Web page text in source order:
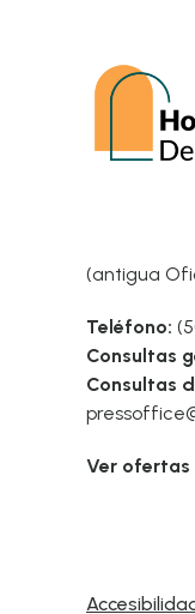
(antigua
Teléfono:
Consultas
Consultas
Ver ofertas